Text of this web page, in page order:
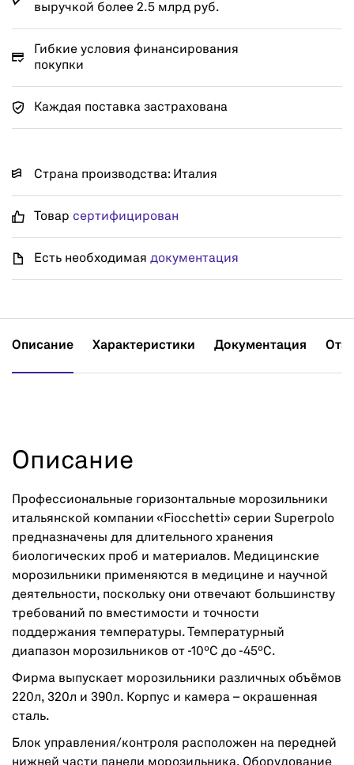
выручкой более 2.5 млрд руб.
Гибкие условия финансирования
покупки
Каждая поставка застрахована
Страна производства: Италия
Товар сертифицирован
Есть необходимая документация
Описание Характеристики Документация
Описание
Профессиональные горизонтальные морозильники
итальянской компании «Fiocchetti» серии Superpolo
предназначены для длительного хранения
биологических проб и материалов. Медицинские
морозильники применяются в медицине и научной
деятельности, поскольку они отвечают большинству
требований по вместимости и точности
поддержания температуры. Температурный
диапазон морозильников от -10ºС до -45ºС.
Фирма выпускает морозильники различных объёмов
220л, 320л и 390л. Корпус и камера – окрашенная
сталь.
Блок управления/контроля расположен на передней